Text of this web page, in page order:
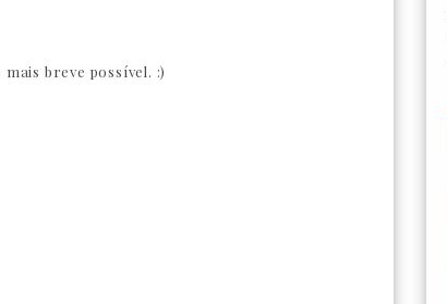
breve possível. :)